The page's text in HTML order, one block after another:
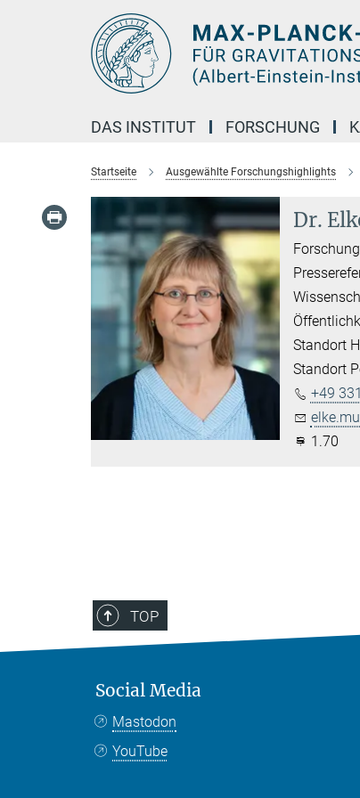
DAS INSTITUT FORSCHUNG
Startseite Ausgewählte Forschungshighlights
Dr.
Standort
Standort
+49
1.70
TOP
Social Media
Mastodon
YouTube